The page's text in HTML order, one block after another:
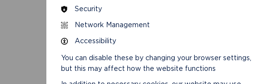
DILYNWCH Y LLIF
BYW O'R CYFARFOD
Security
Network Management
Accessibility
You can disable these by changing your browser settings,
but this may affect how the website functions